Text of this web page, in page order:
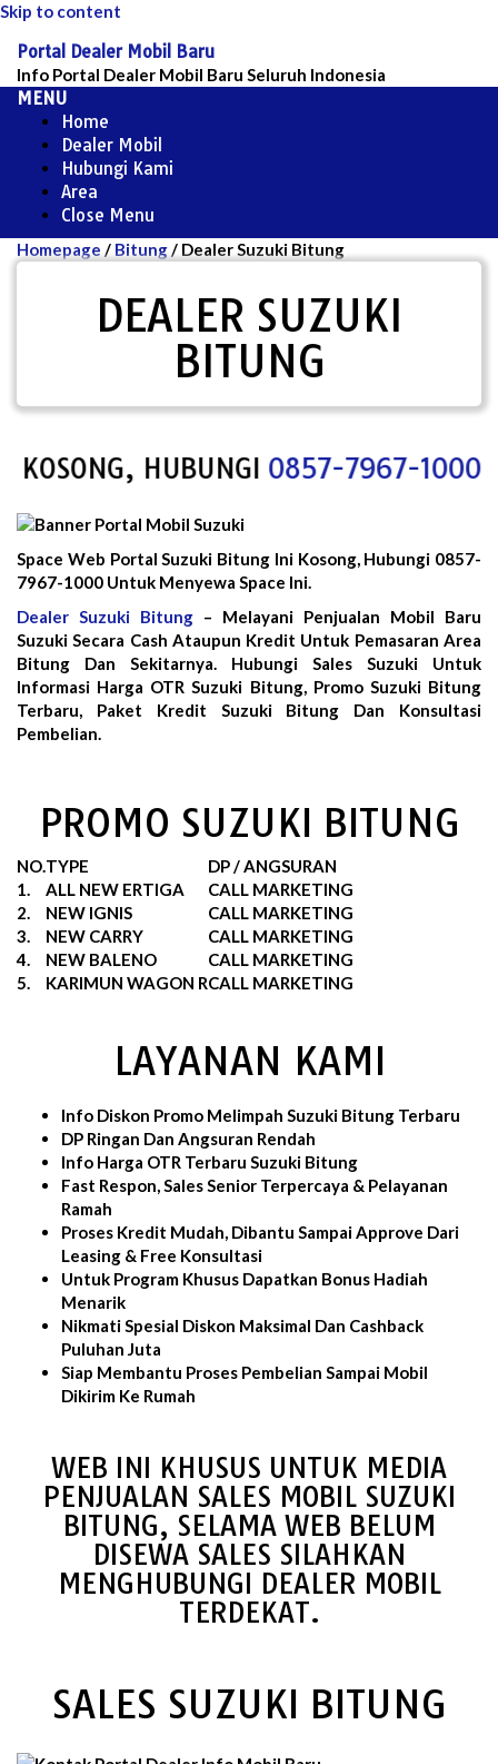
Skip to content
Portal Dealer Mobil Baru
Info Portal Dealer Mobil Baru Seluruh Indonesia
MENU
Home
Dealer Mobil
Hubungi Kami
Area
Close Menu
Homepage / Bitung/ Dealer Suzuki Bitung
DEALER SUZUKI
BITUNG
HUBUNGI0857-7967-1000
Space Web Portal Suzuki Bitung Ini Kosong, Hubungi 0857-
7967-1000 Untuk Menyewa Space Ini.
Dealer Suzuki Bitung – Melayani Penjualan Mobil Baru
Suzuki Secara Cash Ataupun Kredit Untuk Pemasaran Area
Bitung Dan Sekitarnya. Hubungi Sales Suzuki Untuk
Informasi Harga OTR Suzuki Bitung, Promo Suzuki Bitung
Terbaru, Paket Kredit Suzuki Bitung Dan Konsultasi
Pembelian.
PROMO SUZUKI BITUNG
NO.TYPE
DP / ANGSURAN
1.
ALL NEW ERTIGA
CALL MARKETING
2.
NEW IGNIS
CALL MARKETING
3.
NEW CARRY
CALL MARKETING
4.
NEW BALENO
CALL MARKETING
5.
KARIMUN WAGON RCALL MARKETING
LAYANAN KAMI
Info Diskon Promo Melimpah Suzuki Bitung Terbaru
DP Ringan Dan Angsuran Rendah
Info Harga OTR Terbaru Suzuki Bitung
Fast Respon, Sales Senior Terpercaya & Pelayanan
Ramah
Proses Kredit Mudah, Dibantu Sampai Approve Dari
Leasing & Free Konsultasi
Untuk Program Khusus Dapatkan Bonus Hadiah
Menarik
Nikmati Spesial Diskon Maksimal Dan Cashback
Puluhan Juta
Siap Membantu Proses Pembelian Sampai Mobil
Dikirim Ke Rumah
WEB INI KHUSUS UNTUK MEDIA
PENJUALAN SALES MOBIL SUZUKI
BITUNG, SELAMA WEB BELUM
DISEWA SALES SILAHKAN
MENGHUBUNGI DEALER MOBIL
TERDEKAT.
SALES SUZUKI BITUNG